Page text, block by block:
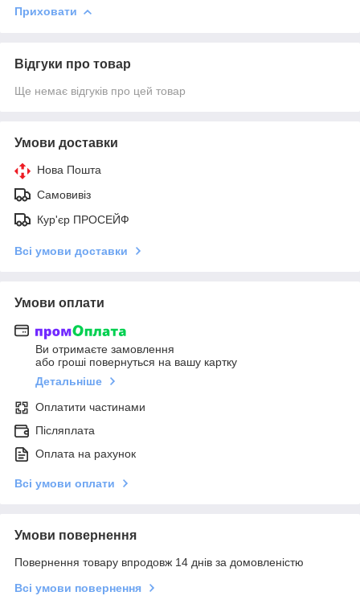
Приховати
Відгуки про товар
Ще немає відгуків про цей товар
Умови доставки
Нова Пошта
Самовивіз
Кур'єр ПРОСЕЙФ
Всі умови доставки
Умови оплати
Ви отримаєте замовлення
або гроші повернуться на вашу картку
Детальніше
Оплатити частинами
Післяплата
Оплата на рахунок
Всі умови оплати
Умови повернення
Повернення товару впродовж 14 днів за домовленістю
Всі умови повернення